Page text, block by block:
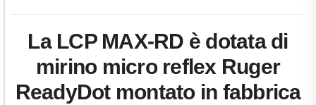
La LCP MAX-RD è dotata di
mirino micro reflex Ruger
ReadyDot montato in fabbrica